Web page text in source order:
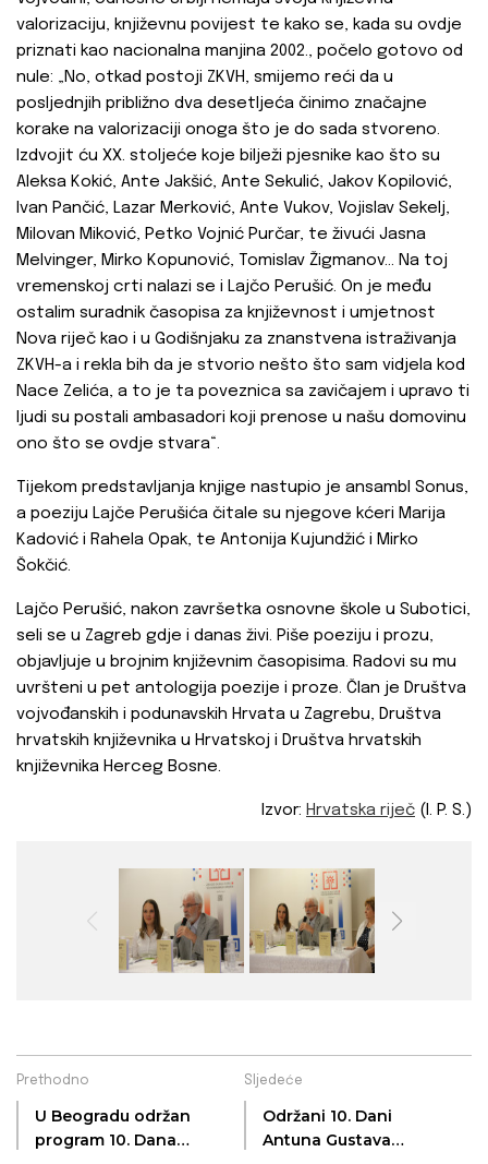
valorizaciju, književnu povijest te kako se, kada su ovdje
priznati kao nacionalna manjina 2002., počelo gotovo od
nule: „No, otkad postoji ZKVH, smijemo reći da u
posljednjih približno dva desetljeća činimo značajne
korake na valorizaciji onoga što je do sada stvoreno.
Izdvojit ću XX. stoljeće koje bilježi pjesnike kao što su
Aleksa Kokić, Ante Jakšić, Ante Sekulić, Jakov Kopilović,
Ivan Pančić, Lazar Merković, Ante Vukov, Vojislav Sekelj,
Milovan Miković, Petko Vojnić Purčar, te živući Jasna
Melvinger, Mirko Kopunović, Tomislav Žigmanov... Na toj
vremenskoj crti nalazi se i Lajčo Perušić. On je među
ostalim suradnik časopisa za književnost i umjetnost
Nova riječ kao i u Godišnjaku za znanstvena istraživanja
ZKVH-a i rekla bih da je stvorio nešto što sam vidjela kod
Nace Zelića, a to je ta poveznica sa zavičajem i upravo ti
ljudi su postali ambasadori koji prenose u našu domovinu
ono što se ovdje stvara“.
Tijekom predstavljanja knjige nastupio je ansambl Sonus,
a poeziju Lajče Perušića čitale su njegove kćeri Marija
Kadović i Rahela Opak, te Antonija Kujundžić i Mirko
Šokčić.
Lajčo Perušić, nakon završetka osnovne škole u Subotici,
seli se u Zagreb gdje i danas živi. Piše poeziju i prozu,
objavljuje u brojnim književnim časopisima. Radovi su mu
uvršteni u pet antologija poezije i proze. Član je Društva
vojvođanskih i podunavskih Hrvata u Zagrebu, Društva
hrvatskih književnika u Hrvatskoj i Društva hrvatskih
književnika Herceg Bosne.
Izvor: Hrvatska riječ (I. P. S.)
Prethodno
U Beogradu održan
program 10. Dana
Sljedeće
Održani 10. Dani
Antuna Gustava